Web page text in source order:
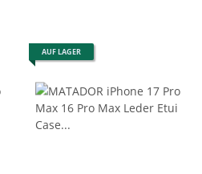
AUF LAGER